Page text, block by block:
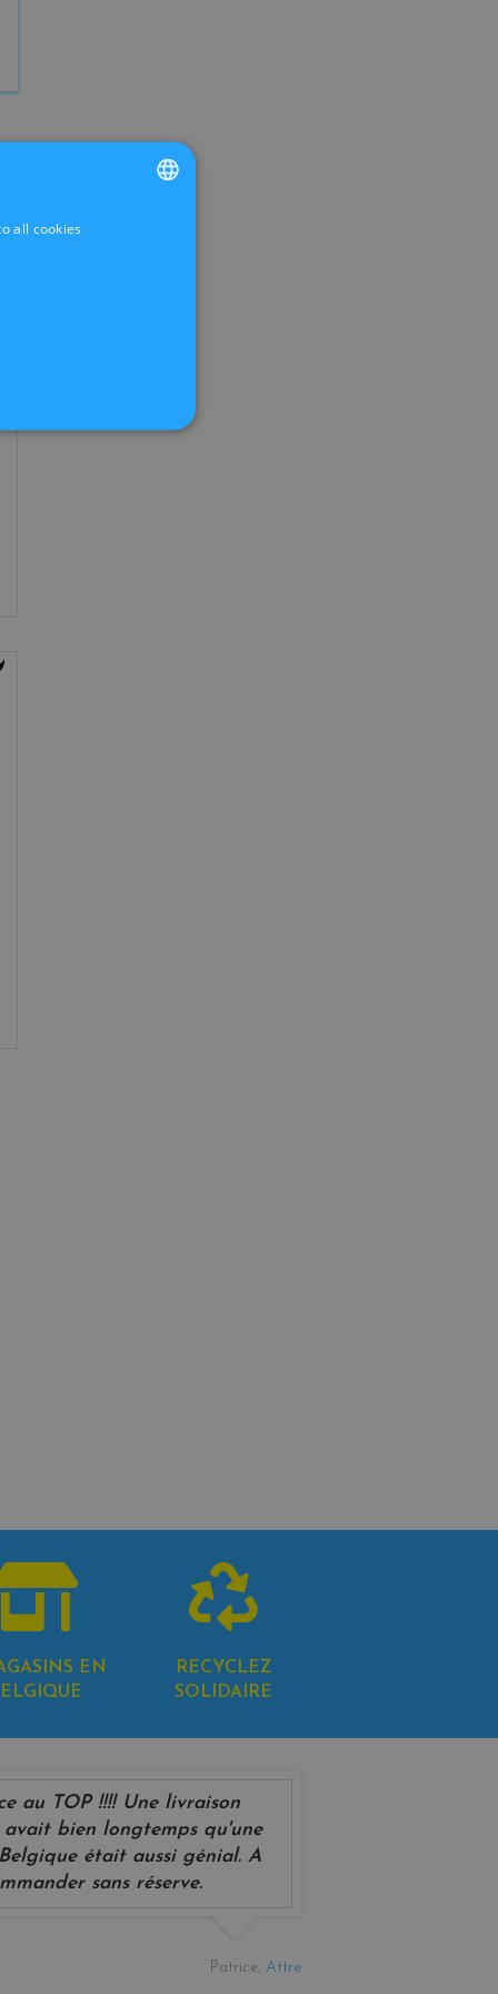
EN
RECYCLEZ
SOLIDAIRE
au TOP !!!! Une livraison
bien longtemps qu'une
était aussi génial. A
sans réserve.
Patrice, Attre
all cookies